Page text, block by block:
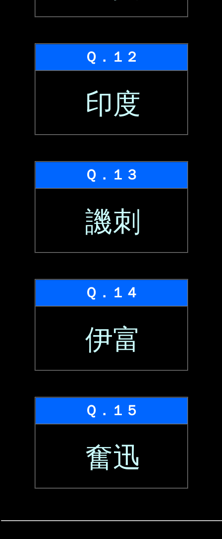
Ｑ．１２
印度
Ｑ．１３
譏刺
Ｑ．１４
伊富
Ｑ．１５
奮迅